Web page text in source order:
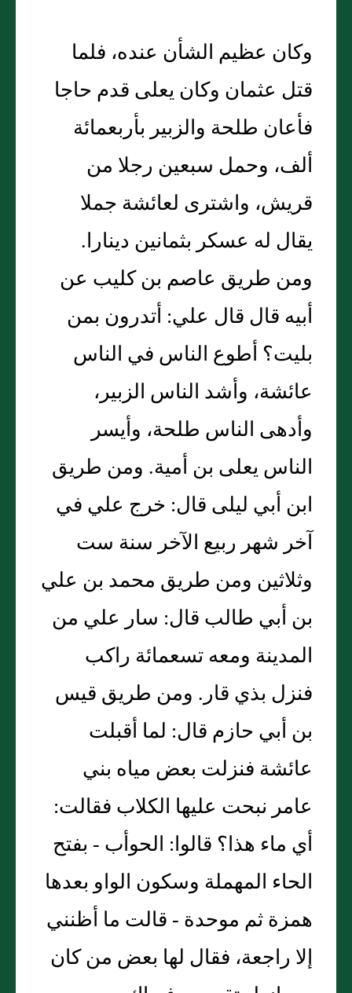
وكان عظيم الشأن عنده، فلما
قتل عثمان وكان يعلى قدم حاجا
فأعان طلحة والزبير بأربعمائة
ألف، وحمل سبعين رجلا من
قريش، واشترى لعائشة جملا
يقال له عسكر بثمانين دينارا.
ومن طريق عاصم بن كليب عن
أبيه قال قال علي: أتدرون بمن
بليت؟ أطوع الناس في الناس
عائشة، وأشد الناس الزبير،
وأدهى الناس طلحة، وأيسر
الناس يعلى بن أمية. ومن طريق
ابن أبي ليلى قال: خرج علي في
آخر شهر ربيع الآخر سنة ست
وثلاثين ومن طريق محمد بن علي
بن أبي طالب قال: سار علي من
المدينة ومعه تسعمائة راكب
فنزل بذي قار. ومن طريق قيس
بن أبي حازم قال: لما أقبلت
عائشة فنزلت بعض مياه بني
عامر نبحت عليها الكلاب فقالت:
أي ماء هذا؟ قالوا: الحوأب - بفتح
الحاء المهملة وسكون الواو بعدها
همزة ثم موحدة - قالت ما أظنني
إلا راجعة، فقال لها بعض من كان